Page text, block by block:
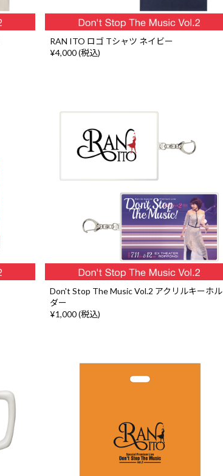
RAN ITO ロゴ Tシャツ ネイビー
¥4,000 (税込)
Don't Stop The Music Vol.2 アクリルキーホル
ダー
¥1,000 (税込)